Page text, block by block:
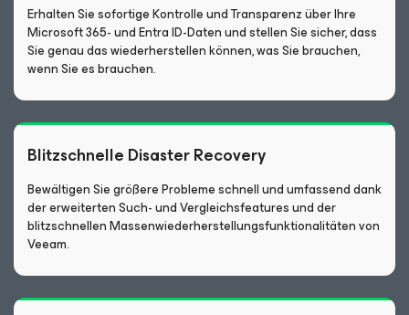
Erhalten Sie sofortige Kontrolle und Transparenz über Ihre
Microsoft 365- und Entra ID-Daten und stellen Sie sicher, dass
Sie genau das wiederherstellen können, was Sie brauchen,
wenn Sie es brauchen.
Blitzschnelle Disaster Recovery
Bewältigen Sie größere Probleme schnell und umfassend dank
der erweiterten Such- und Vergleichsfeatures und der
blitzschnellen Massenwiederherstellungsfunktionalitäten von
Veeam.